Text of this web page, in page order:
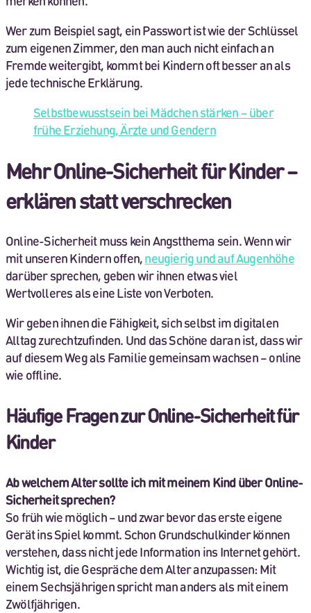
Wer zum Beispiel sagt, ein Passwort ist wie der Schlüssel
zum eigenen Zimmer, den man auch nicht einfach an
Fremde weitergibt, kommt bei Kindern oft besser an als
jede technische Erklärung.
Selbstbewusstsein bei Mädchen stärken – über
frühe Erziehung, Ärzte und Gendern
Mehr Online-Sicherheit für Kinder –
erklären statt verschrecken
Online-Sicherheit muss kein Angstthema sein. Wenn wir
mit unseren Kindern offen,neugierig und auf Augenhöhe
darüber sprechen, geben wir ihnen etwas viel
Wertvolleres als eine Liste von Verboten.
Wir geben ihnen die Fähigkeit, sich selbst im digitalen
Alltag zurechtzufinden. Und das Schöne daran ist, dass wir
auf diesem Weg als Familie gemeinsam wachsen – online
wie offline.
Häufige Fragen zur Online-Sicherheit für
Kinder
Ab welchem Alter sollte ich mit meinem Kind über Online-
Sicherheit sprechen?
So früh wie möglich – und zwar bevor das erste eigene
Gerät ins Spiel kommt. Schon Grundschulkinder können
verstehen, dass nicht jede Information ins Internet gehört.
Wichtig ist, die Gespräche dem Alter anzupassen: Mit
einem Sechsjährigen spricht man anders als mit einem
Zwölfjährigen.